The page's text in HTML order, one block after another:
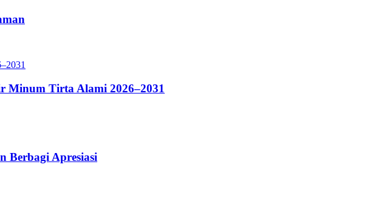
Minum Tirta Alami 2026–2031
Berbagi Apresiasi